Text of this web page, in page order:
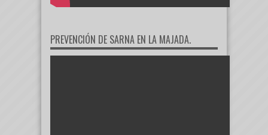
PREVENCIÓN DE SARNA EN LA MAJADA.